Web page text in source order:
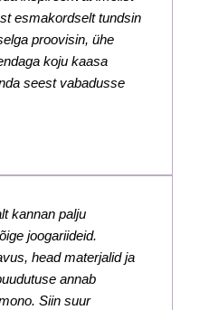
esmakordselt tundsin
proovisin, ühe
koju kaasa
seest vabadusse
kannan palju
joogariideid.
head materjalid ja
annab
Siin suur